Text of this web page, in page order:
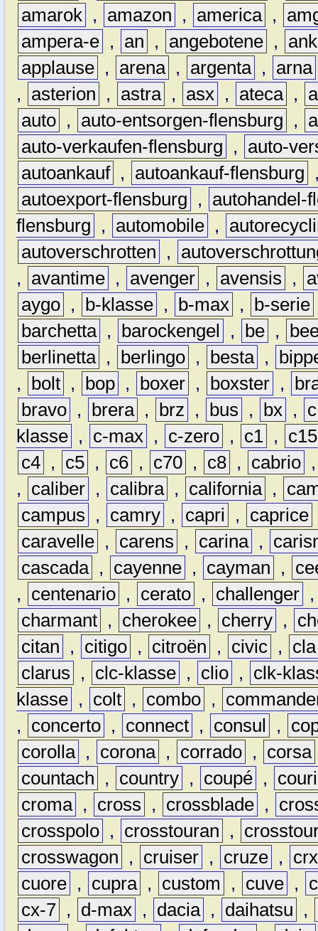
amarok , amazon , america ,
ampera-e , an , angebotene ,
applause , arena , argenta , arna
,
asterion , astra , asx , ateca ,
auto , auto-entsorgen-flensburg ,
auto-verkaufen-flensburg
,
auto-
autoankauf , autoankauf-flensburg
autoexport-flensburg
,
autohandel-
flensburg
, automobile ,
autoverschrotten
,
,
avantime , avenger , avensis ,
aygo , b-klasse , b-max , b-serie
barchetta , barockengel , be ,
berlinetta , berlingo , besta ,
,
bolt , bop , boxer , boxster ,
bravo , brera , brz , bus , bx ,
c
klasse , c-max , c-zero , c1 ,
c15
c4 , c5 , c6 , c70 , c8 , cabrio
,
caliber , calibra , california ,
campus
, camry , capri , caprice
caravelle , carens , carina ,
cascada , cayenne , cayman ,
,
centenario , cerato , challenger
charmant , cherokee , cherry ,
citan
, citigo , citroën , civic ,
cla
clarus
, clc-klasse , clio ,
clk-
klasse , colt , combo ,
,
concerto , connect , consul ,
corolla , corona , corrado , corsa
countach
, country , coupé ,
croma , cross , crossblade ,
crosspolo , crosstouran ,
crosswagon
, cruiser , cruze ,
crx
cuore , cupra , custom , cuve ,
cx-7 , d-max , dacia , daihatsu
,